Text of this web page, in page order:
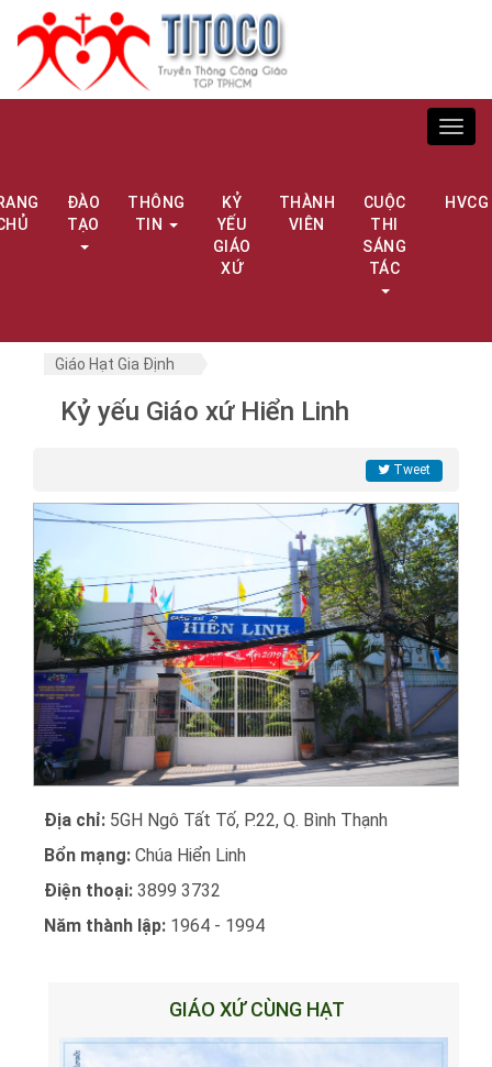
ĐÀO
TẠO
THÔNG
TIN
KỶ
YẾU
GIÁO
XỨ
THÀNH
VIÊN
CUỘC
THI
SÁNG
TÁC
HVCG
Giáo Hạt Gia Định
Kỷ yếu Giáo xứ Hiển Linh
Tweet
Địa chỉ: 5GH Ngô Tất Tố, P.22, Q. Bình Thạnh
Bổn mạng: Chúa Hiển Linh
Điện thoại: 3899 3732
Năm thành lập: 1964 - 1994
GIÁO XỨ CÙNG HẠT